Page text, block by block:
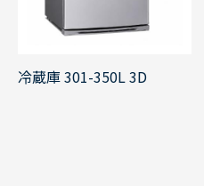
冷蔵庫 301-350L 3D